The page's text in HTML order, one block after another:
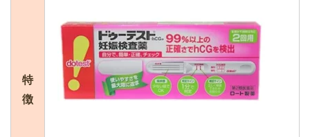
特
徴